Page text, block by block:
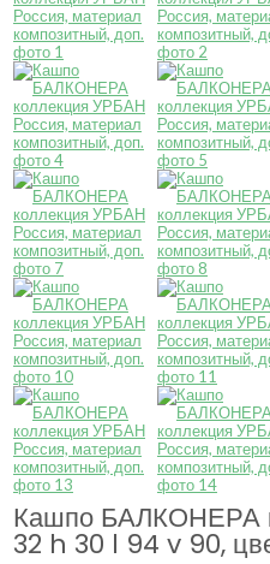
Кашпо БАЛКОНЕРА
32 h 30 l 94 v 90,